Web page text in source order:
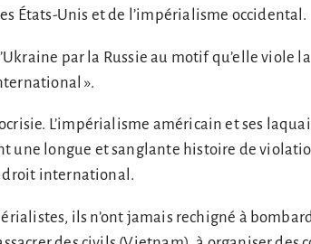
États-Unis et de l’impérialisme occidental.
par la Russie au motif qu’elle viole la
».
L’impérialisme américain et ses
une longue et sanglante histoire de
droit international.
ils n’ont jamais rechigné à